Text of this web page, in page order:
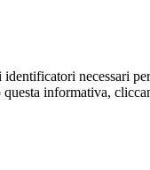
necessari
informativa,